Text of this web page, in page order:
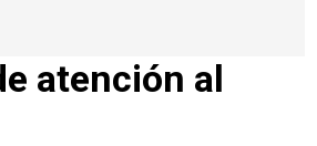
atención al